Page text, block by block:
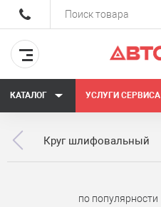
КАТАЛОГ УСЛУГИ СЕРВИСА
Круг шлифовальный